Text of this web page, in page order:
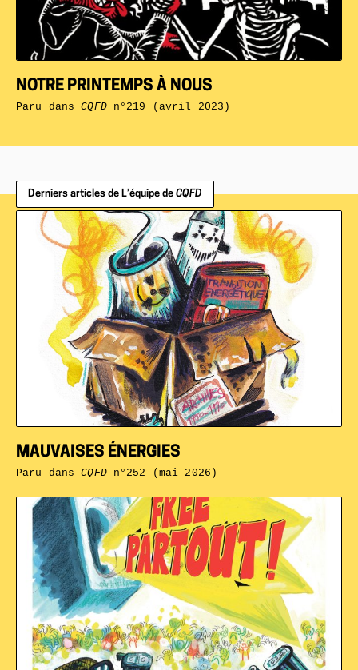
NOTRE PRINTEMPS À NOUS
Paru dansCQFDn°219 (avril 2023)
Derniers articles de L’équipe de CQFD
MAUVAISES ÉNERGIES
Paru dansCQFDn°252 (mai 2026)